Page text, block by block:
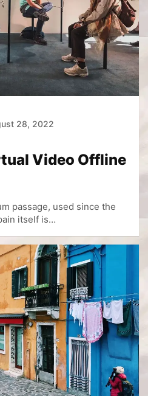
28, 2022
Video Offline
passage, used since the
itself is…